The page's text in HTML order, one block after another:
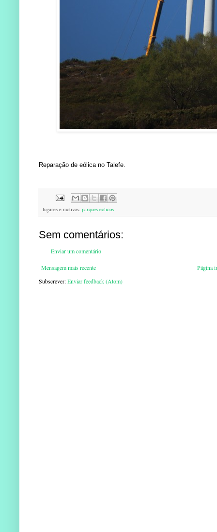
Reparação de eólica no Talefe.
lugares e motivos: parques eolicos
Sem comentários:
Enviar um comentário
Mensagem mais recente
Página
Subscrever:Enviar feedback (Atom)